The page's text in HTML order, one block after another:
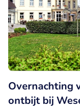
Overnachting
ontbijt bij